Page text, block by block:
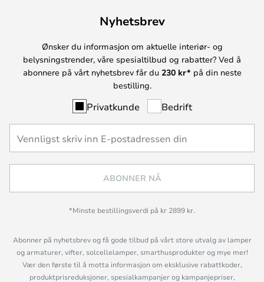
Nyhetsbrev
Ønsker du informasjon om aktuelle interiør- og
belysningstrender, våre spesialtilbud og rabatter? Ved å
abonnere på vårt nyhetsbrev får du 230 kr* på din neste
bestilling.
Privatkunde Bedrift
ABONNER NÅ
*Minste bestillingsverdi på kr 2899 kr.
Abonner på nyhetsbrev og få gode tilbud på vårt store utvalg av lamper
og armaturer, vifter, solcellelamper, smarthusprodukter og mye mer!
Vær den første til å motta informasjon om eksklusive rabattkoder,
produktprisreduksjoner, spesialkampanjer og kampanjepriser,